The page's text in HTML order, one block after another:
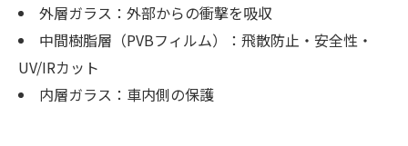
外層ガラス：外部からの衝撃を吸収
中間樹脂層（PVBフィルム）：飛散防止・安全性・
UV/IRカット
内層ガラス：車内側の保護